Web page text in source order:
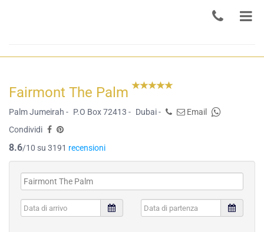
Fairmont The Palm
Palm Jumeirah - P.O Box 72413 - Dubai -
Email
Condividi
8.6/10 su 3191 recensioni